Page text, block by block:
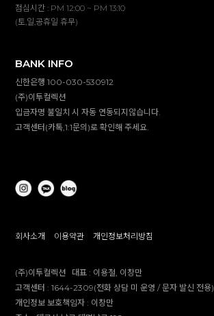
점심시간 : PM 12:00 ~ PM 13:10
(토,일,공휴일 휴무)
BANK INFO
신한은행 100-030-530912
(주)이투컬렉션
입금자명 불일치 시 자동 연동되지않습니다.
고객센터(카톡,1:1문의)로 확인해 주세요.
회사소개 이용약관 개인정보처리방침
(주)이투컬렉션 대표 : 이용철, 이창만
고객센터 :1644-2309(전화 상담 미 운영 / 문자 발신 전용)
개인정보 보호책임자 : 이창만